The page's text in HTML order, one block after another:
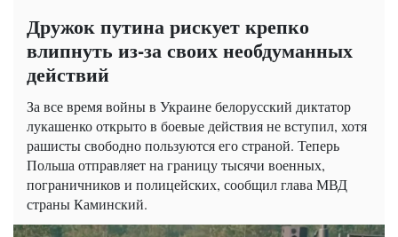
Дружок путина рискует крепко
влипнуть из-за своих необдуманных
действий
За все время войны в Украине белорусский диктатор
лукашенко открыто в боевые действия не вступил, хотя
рашисты свободно пользуются его страной. Теперь
Польша отправляет на границу тысячи военных,
пограничников и полицейских, сообщил глава МВД
страны Каминский.